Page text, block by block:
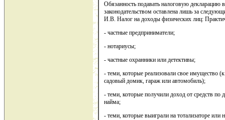
Обязанность подавать налоговую
законодательством оставлена лишь за
И.В. Налог на доходы физических лиц:
- частные предприниматели;
- нотариусы;
- частные охранники или детективы;
- теми, которые реализовали свое имущество
садовый домик, гараж или автомобиль);
- теми, которые получили доход от средств по
найма;
- теми, которые выиграли на тотализаторе или